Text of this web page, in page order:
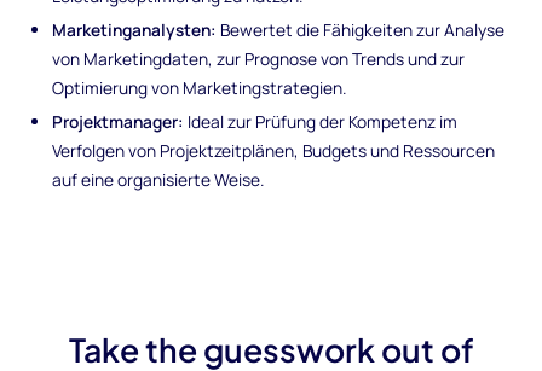
Marketinganalysten: Bewertet die Fähigkeiten zur Analyse
von Marketingdaten, zur Prognose von Trends und zur
Optimierung von Marketingstrategien.
Projektmanager: Ideal zur Prüfung der Kompetenz im
Verfolgen von Projektzeitplänen, Budgets und Ressourcen
auf eine organisierte Weise.
Take the guesswork out of